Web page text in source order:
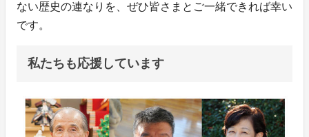
ない歴史の連なりを、ぜひ皆さまとご一緒できれば幸い
です。
私たちも応援しています